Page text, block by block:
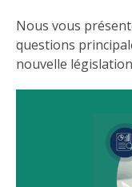
Nous vous
questions
nouvelle